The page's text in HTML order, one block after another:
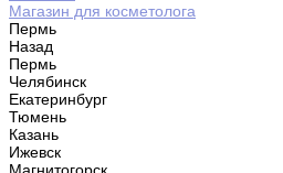
Магазин для косметолога
Пермь
Назад
Пермь
Челябинск
Екатеринбург
Тюмень
Казань
Ижевск